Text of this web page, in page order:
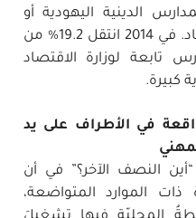
الدينية اليهودية أو
المدارس التابعة لوزارة الاقتصاد. في 2014 انتقل 19.2% من
تابعة لوزارة الاقتصاد
في الأطراف على يد
“أين النصف الآخر؟” في أن
الموارد المتواضعة،